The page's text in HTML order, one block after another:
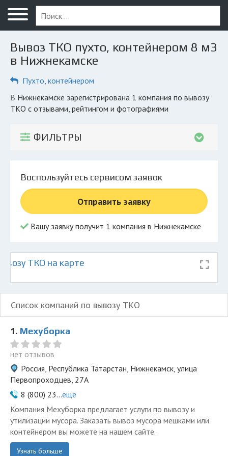
Меню
Главная
Вопрос юристу
Компании
Экоблог
© 2026 Все права защищены
Вывоз ТКО пухто, контейнером 8 м3
в Нижнекамске
Пухто, контейнером
в Нижнекамске зарегистрирована 1 компания по вывозу
ТКО с отзывами, рейтингом и фотографиями
ФИЛЬТРЫ
Воспользуйтесь сервисом заявок
Отправить заявку
Вашу заявку получит 1 компания в Нижнекамске
ТКО на карте
Список компаний по вывозу ТКО
1. Мехуборка
нет отзывов
Россия, Республика Татарстан, Нижнекамск, улица
Первопроходцев, 27А
8 (800) 23...ещё
Компания Мехуборка предлагает услуги по вывозу и
утилизации мусора. Заказать вывоз мусора мешками или
контейнером вы можете на нашем сайте.
Узнать больше